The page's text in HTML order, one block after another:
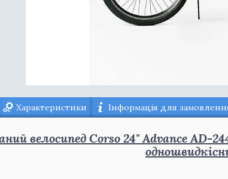
Характеристики Інформація для
велосипед Corso 24" Advance AD-